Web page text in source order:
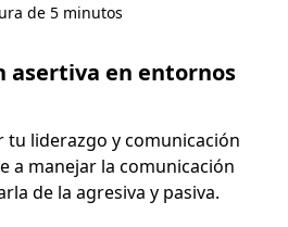
de 5 minutos
asertiva en entornos
tu liderazgo y comunicación
a manejar la comunicación
de la agresiva y pasiva.